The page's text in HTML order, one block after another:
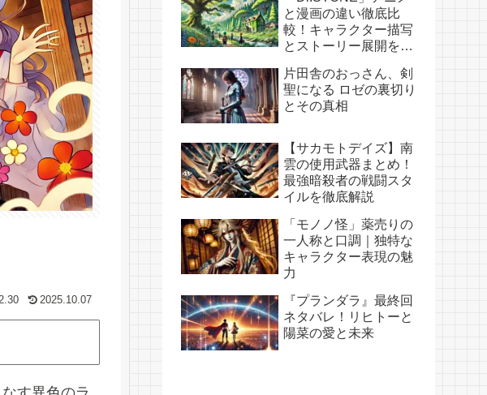
2025.10.07
と漫画の違い徹底比
較！キャラクター描写
とストーリー展開を解
片田舎のおっさん、剣
聖になる ロゼの裏切り
とその真相
【サカモトデイズ】南
雲の使用武器まとめ！
最強暗殺者の戦闘スタ
イルを徹底解説
「モノノ怪」薬売りの
一人称と口調｜独特な
キャラクター表現の魅
力
『プランダラ』最終回
ネタバレ！リヒトーと
陽菜の愛と未来